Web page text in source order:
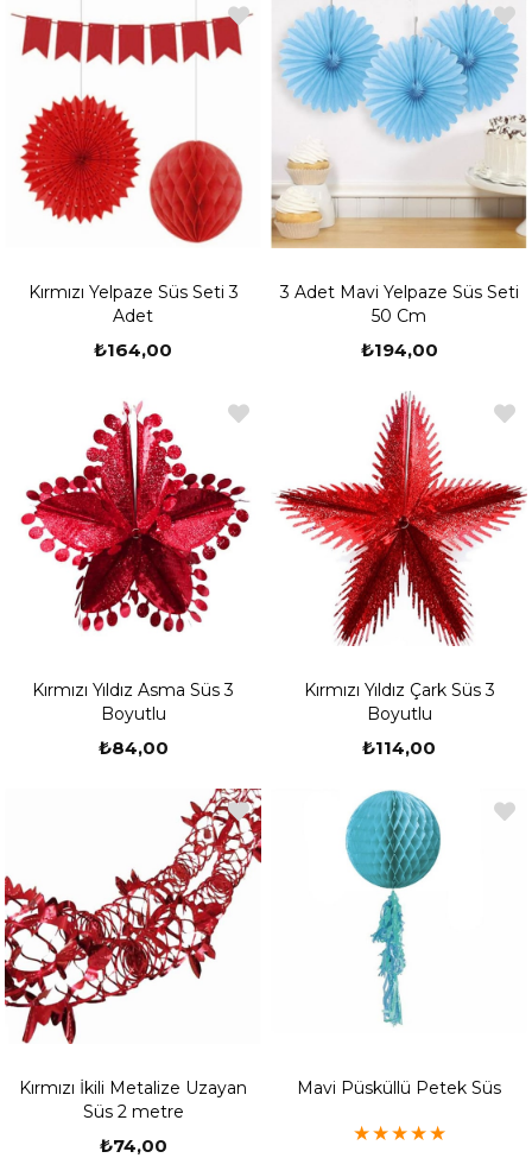
Kırmızı Yelpaze Süs Seti 3
Adet
₺164,00
3 Adet Mavi Yelpaze Süs Seti
50 Cm
₺194,00
Kırmızı Yıldız Asma Süs 3
Boyutlu
₺84,00
Kırmızı Yıldız Çark Süs 3
Boyutlu
₺114,00
Kırmızı İkili Metalize Uzayan
Süs 2 metre
₺74,00
Mavi Püsküllü Petek Süs
★★★★★